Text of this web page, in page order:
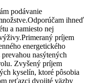
podávanie
ihneď
a namiesto nej
príjem
energetického
nasýtených
Zvyšený príjem
kyselín, ktoré pôsobia
reťazci dvojité väzby